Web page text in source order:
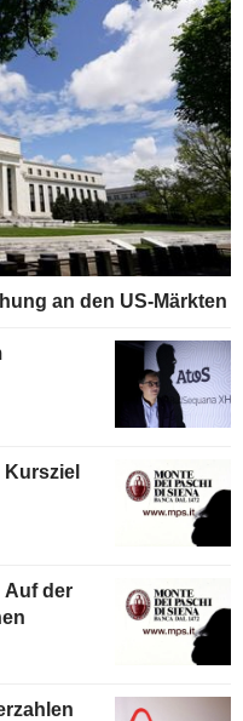
an den US-Märkten
Auf der